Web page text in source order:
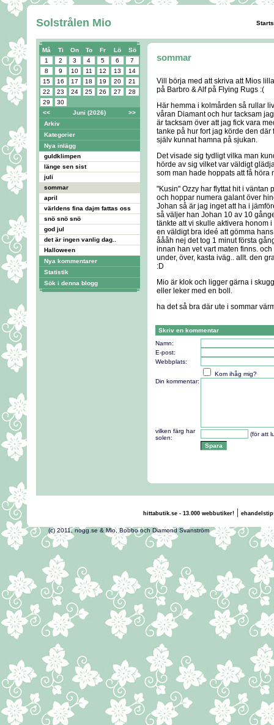
Solstrålen Mio
Må Ti On To Fr Lö
Sö
1
2 3 4 5 6
7
8
9 10 11 12 13
14
15
16 17 18 19 20
21
22
23 24 25 26 27
28
29
30
<<
Juni (2026)
>>
Arkiv
Kategorier
Nya inlägg
guldklimpen
länge sen sist
juli
sommar
april
världens fina dajm fattas oss
snö snö snö
god jul
det är ingen vanlig dag..
Halloween
Nya kommentarer
Statistik
Sök i denna blogg
sommar
Vill börja med att skriva att Mios
på Barbro & Alf på Flying Rugs :(
Här hemma i kolmården så rullar
våran Diamant och hur tacksam
är tacksam över att jag fick vara
tanke på hur fort jag körde den
själv kunnat hamna på sjukan.
Det visade sig tydligt vilka man
hörde av sig vilket var väldigt
som man hade hoppats att få höra
"Kusin" Ozzy har flyttat hit i väntan
och hoppar numera galant över
Johan så är jag inget att ha i
så väljer han Johan 10 av 10
tänkte att vi skulle aktivera honom
en väldigt bra ideé att gömma
åååh nej det tog 1 minut första
innan han vet vart maten finns.
under, över, kasta iväg.. allt. den
:D
Mio är klok och ligger gärna i
eller leker med en boll.
ha det så bra där ute i sommar
Skriv en kommentar
Namn:
E-post:
Webbplats:
Kom ihåg mig?
Din kommentar:
vilken färg har
solen:
(för att
hittabutik.se - 13.000 webbutiker!|
(c) 2011, nogg.se & Mio, Bobbo och Diamond